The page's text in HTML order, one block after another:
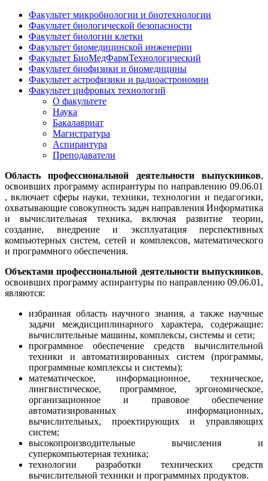
Факультет микробиологии и биотехнологии
Факультет биологической безопасности
Факультет биологии клетки
Факультет биомедицинской инженерии
Факультет БиоМедФармТехнологический
Факультет биофизики и биомедицины
Факультет астрофизики и радиоастрономии
Факультет цифровых технологий
О факультете
Наука
Бакалавриат
Магистратура
Аспирантура
Преподаватели
Область профессиональной деятельности выпускников,
освоивших программу аспирантуры по направлению 09.06.01
, включает сферы науки, техники, технологии и педагогики,
охватывающие совокупность задач направления Информатика
и вычислительная техника, включая развитие теории,
создание, внедрение и эксплуатация перспективных
компьютерных систем, сетей и комплексов, математического
и программного обеспечения.
Объектами профессиональной деятельности выпускников,
освоивших программу аспирантуры по направлению 09.06.01,
являются:
избранная область научного знания, а также научные
задачи междисциплинарного характера, содержащие:
вычислительные машины, комплексы, системы и сети;
программное обеспечение средств вычислительной
техники и автоматизированных систем (программы,
программные комплексы и системы);
математическое, информационное, техническое,
лингвистическое, программное, эргономическое,
организационное и правовое обеспечение
автоматизированных информационных,
вычислительных, проектирующих и управляющих
систем;
высокопроизводительные вычисления и
суперкомпьютерная техника;
технологии разработки технических средств
вычислительной техники и программных продуктов.